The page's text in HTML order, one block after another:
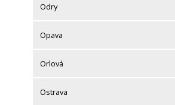
Odry
Opava
Orlová
Ostrava